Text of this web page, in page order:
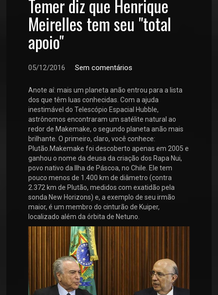
Temer diz que Henrique
Meirelles tem seu "total
apoio"
05/12/2016 Sem comentários
Anote aí: mais um planeta anão entrou para a lista
dos que têm luas conhecidas. Com a ajuda
inestimável do Telescópio Espacial Hubble,
astrônomos encontraram um satélite natural ao
redor de Makemake, o segundo planeta anão mais
brilhante. O primeiro, claro, você conhece:
Plutão.Makemake foi descoberto apenas em 2005 e
ganhou o nome da deusa da criação dos Rapa Nui,
povo nativo da Ilha de Páscoa, no Chile. Ele tem
pouco menos de 1.400 km de diâmetro (contra
2.372 km de Plutão, medidos com exatidão pela
sonda New Horizons) e, a exemplo de seu irmão
maior, é um membro do cinturão de Kuiper,
localizado além da órbita de Netuno.